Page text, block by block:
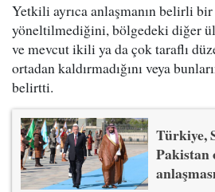
Yetkili ayrıca anlaşmanın belirli bir
yöneltilmediğini, bölgedeki diğer
ve mevcut ikili ya da çok taraflı
ortadan kaldırmadığını veya
belirtti.
Türkiye,
Pakistan